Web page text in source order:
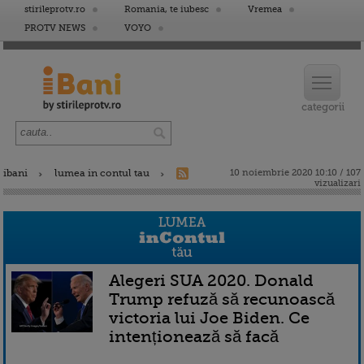
stirileprotv.ro Romania, te iubesc
Vremea
PROTV NEWS
VOYO
ibani lumea in contul tau
10 noiembrie 2020 10:10 / 107
vizualizari
Alegeri SUA 2020. Donald
Trump refuză să recunoască
victoria lui Joe Biden. Ce
intenționează să facă